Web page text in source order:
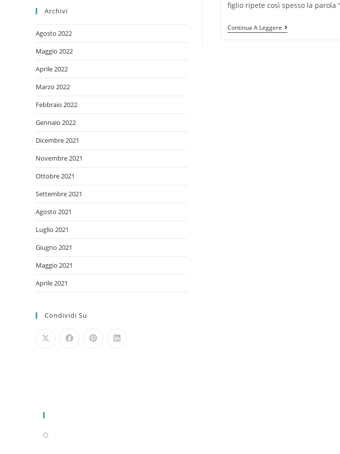
figlio ripete così spesso la parola
Continua A Leggere
Archivi
Agosto 2022
Maggio 2022
Aprile 2022
Marzo 2022
Febbraio 2022
Gennaio 2022
Dicembre 2021
Novembre 2021
Ottobre 2021
Settembre 2021
Agosto 2021
Luglio 2021
Giugno 2021
Maggio 2021
Aprile 2021
Condividi Su